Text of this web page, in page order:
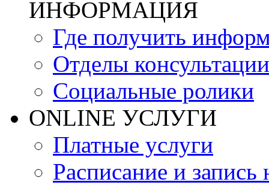
ИНФОРМАЦИЯ
Где получить
Отделы консультации
Социальные ролики
ONLINE УСЛУГИ
Платные услуги
Расписание и запись